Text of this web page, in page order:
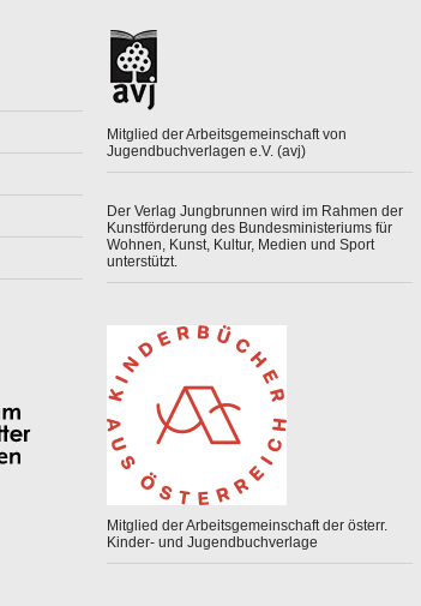
Mitglied der Arbeitsgemeinschaft von
Jugendbuchverlagen e.V. (avj)
Der Verlag Jungbrunnen wird im Rahmen der
Kunstförderung des Bundesministeriums für
Wohnen, Kunst, Kultur, Medien und Sport
unterstützt.
Mitglied der Arbeitsgemeinschaft der österr.
Kinder- und Jugendbuchverlage